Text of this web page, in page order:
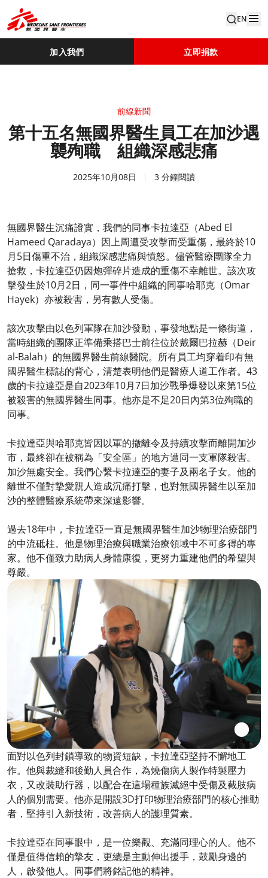
EN
加入我們 立即捐款
前線新聞
第十五名無國界醫生員工在加沙遇
襲殉職 組織深感悲痛
2025年10月08日 3 分鐘閱讀
無國界醫生沉痛證實，我們的同事卡拉達亞（Abed El
Hameed Qaradaya）因上周遭受攻擊而受重傷，最終於10
月5日傷重不治，組織深感悲痛與憤怒。儘管醫療團隊全力
搶救，卡拉達亞仍因炮彈碎片造成的重傷不幸離世。該次攻
擊發生於10月2日，同一事件中組織的同事哈耶克（Omar
Hayek）亦被殺害，另有數人受傷。
該次攻擊由以色列軍隊在加沙發動，事發地點是一條街道，
當時組織的團隊正準備乘搭巴士前往位於戴爾巴拉赫（Deir
al-Balah）的無國界醫生前線醫院。所有員工均穿着印有無
國界醫生標誌的背心，清楚表明他們是醫療人道工作者。43
歲的卡拉達亞是自2023年10月7日加沙戰爭爆發以來第15位
被殺害的無國界醫生同事。他亦是不足20日內第3位殉職的
同事。
卡拉達亞與哈耶克皆因以軍的撤離令及持續攻擊而離開加沙
市，最終卻在被稱為「安全區」的地方遭同一支軍隊殺害。
加沙無處安全。我們心繫卡拉達亞的妻子及兩名子女。他的
離世不僅對摯愛親人造成沉痛打擊，也對無國界醫生以至加
沙的整體醫療系統帶來深遠影響。
過去18年中，卡拉達亞一直是無國界醫生加沙物理治療部門
的中流砥柱。他是物理治療與職業治療領域中不可多得的專
家。他不僅致力助病人身體康復，更努力重建他們的希望與
尊嚴。
面對以色列封鎖導致的物資短缺，卡拉達亞堅持不懈地工
作。他與裁縫和後勤人員合作，為燒傷病人製作特製壓力
衣，又改裝助行器，以配合在這場種族滅絕中受傷及截肢病
人的個別需要。他亦是開設3D打印物理治療部門的核心推動
者，堅持引入新技術，改善病人的護理質素。
卡拉達亞在同事眼中，是一位樂觀、充滿同理心的人。他不
僅是值得信賴的摯友，更總是主動伸出援手，鼓勵身邊的
人，啟發他人。同事們將銘記他的精神。